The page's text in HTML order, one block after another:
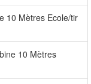
10 Mètres Ecole/tir
10 Mètres